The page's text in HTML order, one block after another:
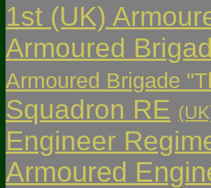
1st (UK)
Armoured
Armoured Brigade
Squadron RE
Engineer
Armoured